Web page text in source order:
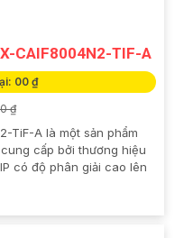
CAIF8004N2-TIF-A
00 ₫
₫
TiF-A là một sản phẩm
cấp bởi thương hiệu
có độ phân giải cao lên